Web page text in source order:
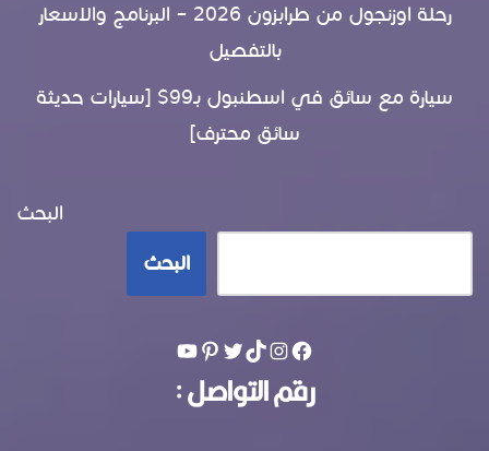
رحلة اوزنجول من طرابزون 2026 – البرنامج والاسعار
بالتفصيل
سيارة مع سائق في اسطنبول بـ99$ [سيارات حديثة
سائق محترف]
البحث
البحث
رقم التواصل :